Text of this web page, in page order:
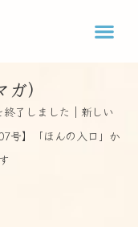
）
終了しました｜新しい
号】「ほんの入口」か